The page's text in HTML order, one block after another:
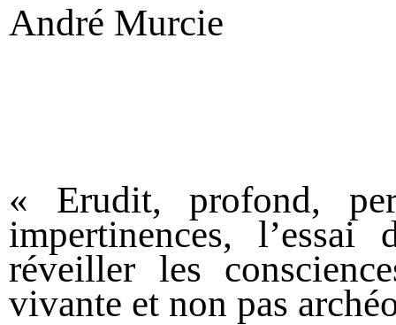
André Murcie
« Erudit, profond,
impertinences,
réveiller les
vivante et non pas